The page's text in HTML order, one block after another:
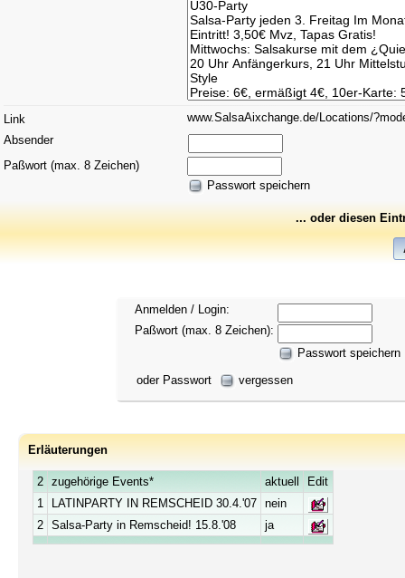
Link
www.SalsaAixchange.de/Locations/
Absender
Paßwort (max. 8 Zeichen)
Passwort speichern
... oder diesen
Anmelden / Login:
Paßwort (max. 8 Zeichen):
Passwort speichern
oder Passwort
vergessen
Erläuterungen
2 zugehörige Events* aktuell
Edit
1
LATINPARTY IN REMSCHEID 30.4.'07 nein
2 Salsa-Party in Remscheid! 15.8.'08 ja